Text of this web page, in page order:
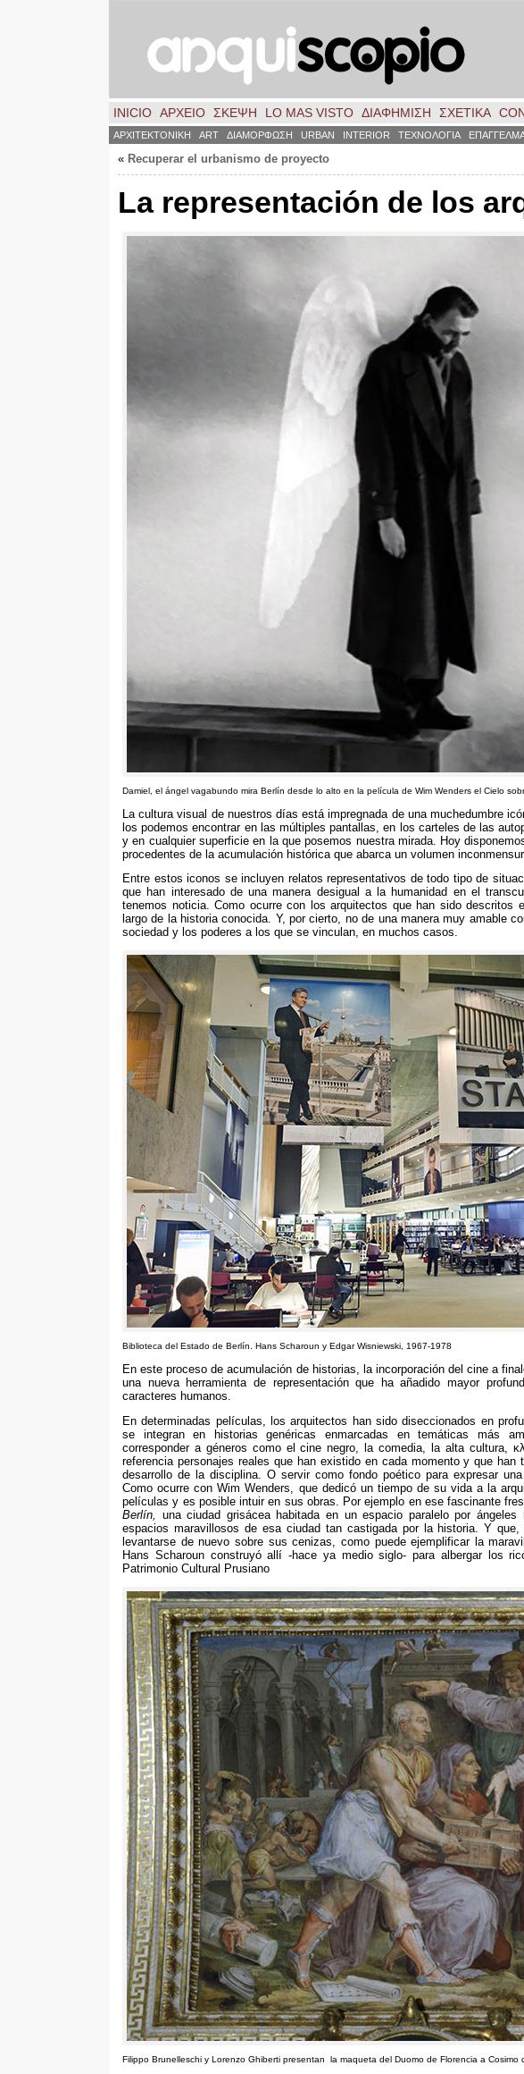
INICIO ΑΡΧΕΙΟ ΣΚΈΨΗ LO MAS VISTO ΔΙΑΦΗΜΙΣΗ ΣΧΕΤΙΚΑ
ΑΡΧΙΤΕΚΤΟΝΙΚΗ ART ΔΙΑΜΟΡΦΩΣΗ URBAN INTERIOR ΤΕΧΝΟΛΟΓΙΑ
« Recuperar el urbanismo de proyecto
La representación de los
Damiel el ángel vagabundo mira Berlín desde lo alto en la película de Wim Wenders el Cielo
La cultura visual de nuestros días está impregnada de una muchedumbre
los podemos encontrar en las múltiples pantallas ,en los carteles de las
y en cualquier superficie en la que posemos nuestra mirada. Hoy
procedentes de la acumulación histórica que abarca un volumen
Entre estos iconos se incluyen relatos representativos de todo tipo de
que han interesado de una manera desigual a la humanidad en el
tenemos noticia. Como ocurre con los arquitectos que han sido descritos
largo de la historia conocida. Y,por cierto, no de una manera muy amable
sociedad y los poderes a los que se vinculan, en muchos casos.
Biblioteca del Estado de Berlín Hans Scharoun y Edgar Wisniewski , 1967-1978
En este proceso de acumulación de historias
la incorporación del cine a
una nueva herramienta de representación que ha añadido mayor
caracteres humanos
En determinadas películas
los arquitectos han sido diseccionados en
se integran en historias genéricas enmarcadas en temáticas más
corresponder a géneros como el cine negro
la comedia la alta cultura,
referencia personajes reales que han existido en cada momento y que han
desarrollo de la disciplina
O servir como fondo poético para expresar
Como ocurre con Wim Wenders
que dedicó un tiempo de su vida a la
películas y es posible intuir en sus obras
Por ejemplo en ese fascinante
Berlín
una ciudad grisácea habitada en un espacio paralelo por
espacios maravillosos de esa ciudad tan castigada por la historia .Y que
levantarse de nuevo sobre sus cenizas
como puede ejemplificar la
Hans Scharoun construyó allí -hace ya medio siglo- para albergar los
Patrimonio Cultural Prusiano
Filippo Brunelleschi y Lorenzo Ghiberti presentan la maqueta del Duomo de Florencia a Cosimo